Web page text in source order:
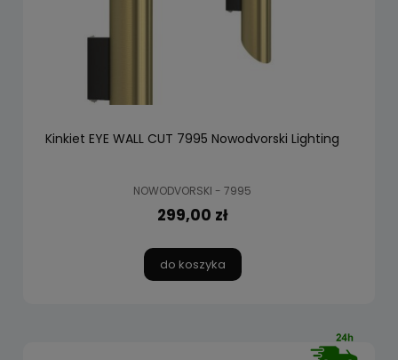
Kinkiet EYE WALL CUT 7995 Nowodvorski Lighting
NOWODVORSKI - 7995
299,00 zł
do koszyka